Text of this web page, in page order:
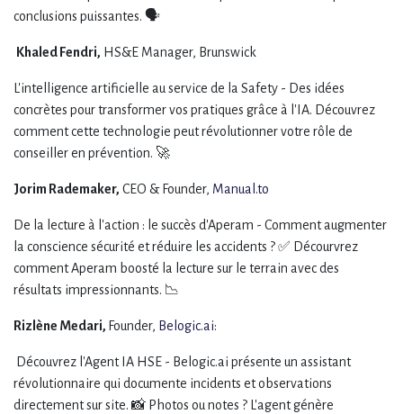
conclusions puissantes. 🗣️
Khaled Fendri, HS&E Manager, Brunswick
L'intelligence artificielle au service de la Safety - Des idées
concrètes pour transformer vos pratiques grâce à l'IA. Découvrez
comment cette technologie peut révolutionner votre rôle de
conseiller en prévention. 🚀
Jorim Rademaker, CEO & Founder, Manual.to
De la lecture à l'action : le succès d'Aperam - Comment augmenter
la conscience sécurité et réduire les accidents ? ✅ Décourvrez
comment Aperam boosté la lecture sur le terrain avec des
résultats impressionnants. 📉
Rizlène Medari, Founder, Belogic.ai:
Découvrez l'Agent IA HSE - Belogic.ai présente un assistant
révolutionnaire qui documente incidents et observations
directement sur site. 📸 Photos ou notes ? L'agent génère